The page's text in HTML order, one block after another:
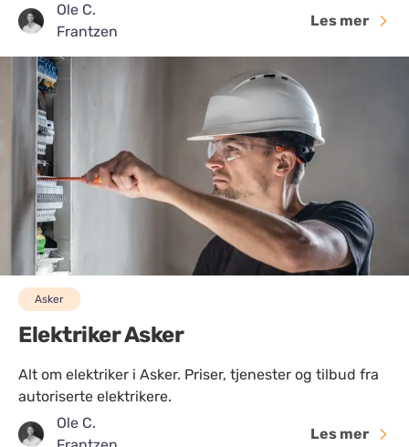
Ole C.
Frantzen
Les mer
Asker
Elektriker Asker
Alt om elektriker i Asker. Priser, tjenester og tilbud fra
autoriserte elektrikere.
Ole C.
Les mer